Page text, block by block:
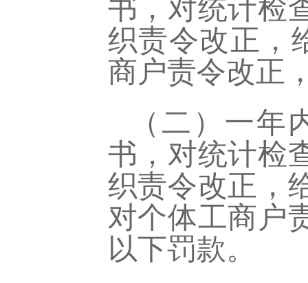
书，对统计检
织责令改正，
商户责令改正
（二）一
书，对统计检
织责令改正，
对个体工商户
以下罚款。